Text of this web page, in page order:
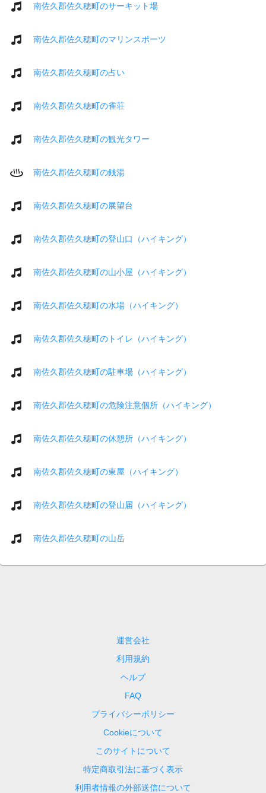
南佐久郡佐久穂町のサーキット場
南佐久郡佐久穂町のマリンスポーツ
南佐久郡佐久穂町の占い
南佐久郡佐久穂町の雀荘
南佐久郡佐久穂町の観光タワー
南佐久郡佐久穂町の銭湯
南佐久郡佐久穂町の展望台
南佐久郡佐久穂町の登山口（ハイキング）
南佐久郡佐久穂町の山小屋（ハイキング）
南佐久郡佐久穂町の水場（ハイキング）
南佐久郡佐久穂町のトイレ（ハイキング）
南佐久郡佐久穂町の駐車場（ハイキング）
南佐久郡佐久穂町の危険注意個所（ハイキング）
南佐久郡佐久穂町の休憩所（ハイキング）
南佐久郡佐久穂町の東屋（ハイキング）
南佐久郡佐久穂町の登山届（ハイキング）
南佐久郡佐久穂町の山岳
運営会社
利用規約
ヘルプ
FAQ
プライバシーポリシー
Cookieについて
このサイトについて
特定商取引法に基づく表示
利用者情報の外部送信について